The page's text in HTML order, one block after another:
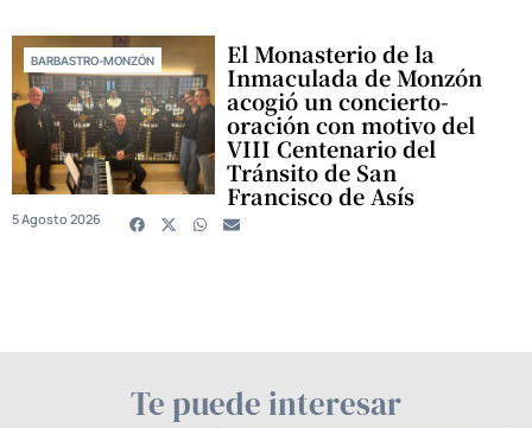
BARBASTRO-MONZÓN El Monasterio de la
Inmaculada de Monzón
acogió un concierto-
oración con motivo del
VIII Centenario del
Tránsito de San
Francisco de Asís
5 Agosto 2026
Te puede interesar